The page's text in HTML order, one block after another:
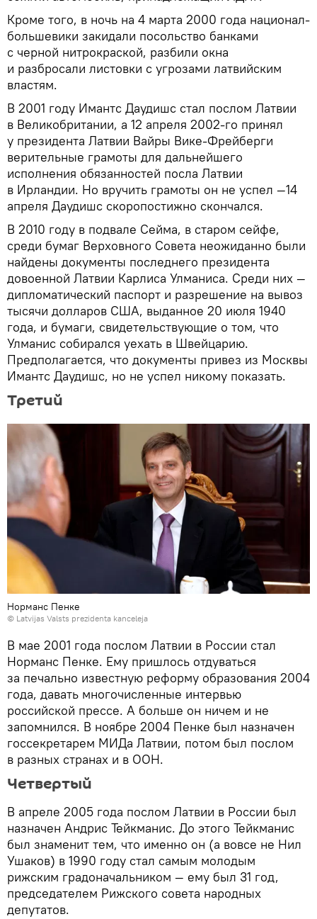
Кроме того, в ночь на 4 марта 2000 года национал-
большевики закидали посольство банками
с черной нитрокраской, разбили окна
и разбросали листовки с угрозами латвийским
властям.
В 2001 году Имантс Даудишс стал послом Латвии
в Великобритании, а 12 апреля 2002-го принял
у президента Латвии Вайры Вике-Фрейберги
верительные грамоты для дальнейшего
исполнения обязанностей посла Латвии
в Ирландии. Но вручить грамоты он не успел —14
апреля Даудишс скоропостижно скончался.
В 2010 году в подвале Сейма, в старом сейфе,
среди бумаг Верховного Совета неожиданно были
найдены документы последнего президента
довоенной Латвии Карлиса Улманиса. Cреди них —
дипломатический паспорт и разрешение на вывоз
тысячи долларов США, выданное 20 июля 1940
года, и бумаги, свидетельствующие о том, что
Улманис собирался уехать в Швейцарию.
Предполагается, что документы привез из Москвы
Имантс Даудишс, но не успел никому показать.
Третий
Норманс Пенке
© Latvijas Valsts prezidenta kanceleja
В мае 2001 года послом Латвии в России стал
Норманс Пенке. Ему пришлось отдуваться
за печально известную реформу образования 2004
года, давать многочисленные интервью
российской прессе. А больше он ничем и не
запомнился. В ноябре 2004 Пенке был назначен
госсекретарем МИДа Латвии, потом был послом
в разных странах и в ООН.
Четвертый
В апреле 2005 года послом Латвии в России был
назначен Андрис Тейкманис. До этого Тейкманис
был знаменит тем, что именно он (а вовсе не Нил
Ушаков) в 1990 году стал самым молодым
рижским градоначальником — ему был 31 год,
председателем Рижского совета народных
депутатов.